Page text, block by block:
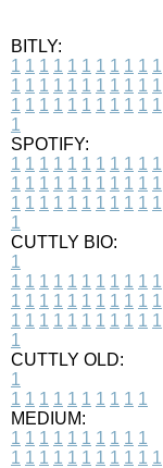
BITLY:
1 1 1 1 1 1 1 1 1 1 1
1 1 1 1 1 1 1 1 1 1 1
1 1 1 1 1 1 1 1 1 1 1
1
SPOTIFY:
1 1 1 1 1 1 1 1 1 1 1
1 1 1 1 1 1 1 1 1 1 1
1 1 1 1 1 1 1 1 1 1 1
1
CUTTLY BIO:
1
1 1 1 1 1 1 1 1 1 1 1
1 1 1 1 1 1 1 1 1 1 1
1 1 1 1 1 1 1 1 1 1 1
1
CUTTLY OLD:
1
1 1 1 1 1 1 1 1 1 1
MEDIUM:
1 1 1 1 1 1 1 1 1 1
1 1 1 1 1 1 1 1 1 1 1